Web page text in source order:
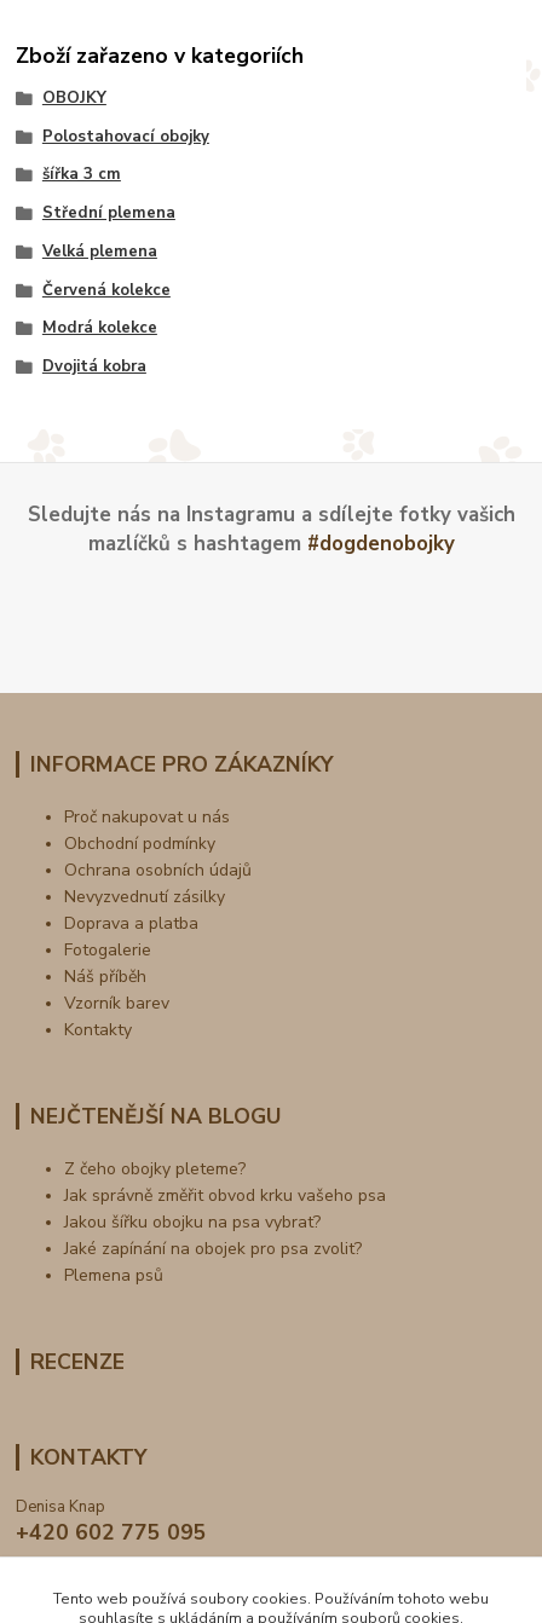
Zboží zařazeno v kategoriích
OBOJKY
Polostahovací obojky
šířka 3 cm
Střední plemena
Velká plemena
Červená kolekce
Modrá kolekce
Dvojitá kobra
Sledujte nás na Instagramu a sdílejte fotky vašich
mazlíčků s hashtagem #dogdenobojky
INFORMACE PRO ZÁKAZNÍKY
Proč nakupovat u nás
Obchodní podmínky
Ochrana osobních údajů
Nevyzvednutí zásilky
Doprava a platba
Fotogalerie
Náš příběh
Vzorník barev
Kontakty
NEJČTENĚJŠÍ NA BLOGU
Z čeho obojky pleteme?
Jak správně změřit obvod krku vašeho psa
Jakou šířku obojku na psa vybrat?
Jaké zapínání na obojek pro psa zvolit?
Plemena psů
RECENZE
KONTAKTY
Denisa Knap
+420 602 775 095
Tento web používá soubory cookies. Používáním tohoto webu
souhlasíte s ukládáním a používáním souborů cookies.